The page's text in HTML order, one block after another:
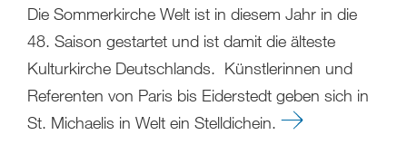
Die Sommerkirche Welt ist in diesem Jahr in die
48. Saison gestartet und ist damit die älteste
Kulturkirche Deutschlands. Künstlerinnen und
Referenten von Paris bis Eiderstedt geben sich in
St. Michaelis in Welt ein Stelldichein.